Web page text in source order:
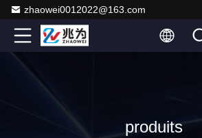
zhaowei0012022@163.com
produits